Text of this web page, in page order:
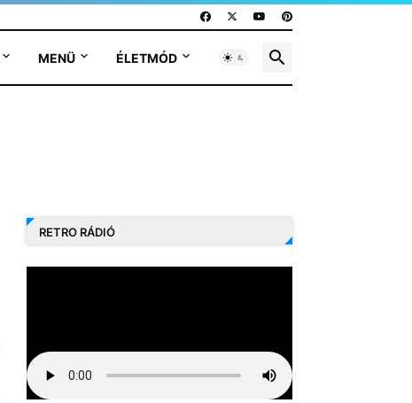
MENÜ ÉLETMÓD
RETRO RÁDIÓ